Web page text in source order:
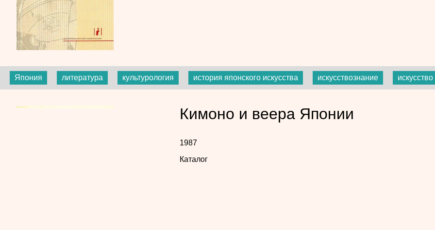
Япония литература культурология история японского искусства искусствознание
Кимоно и веера Японии
1987
Каталог